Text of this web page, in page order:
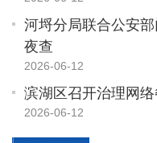
2026-06-12
河埒分局联合公安
夜查
2026-06-12
滨湖区召开治理网